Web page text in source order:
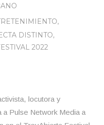
,
DISTINTO,
2022
locutora y
Pulse Network Media a